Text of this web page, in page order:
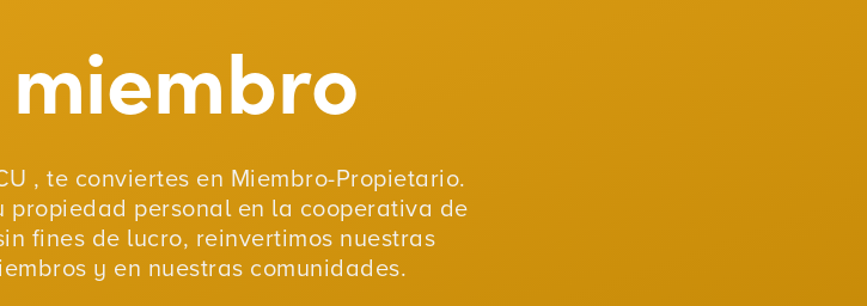
, te conviertes en Miembro-Propietario.
personal en la cooperativa de
fines de lucro, reinvertimos nuestras
y en nuestras comunidades.